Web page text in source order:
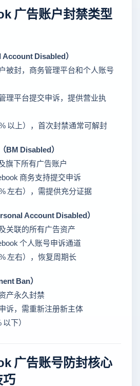
广告账户封禁类型
Disabled）
被封，商务管理平台和个人账号
理平台提交申诉，提供营业执
以上），首次封禁通常可解封
BM Disabled）
旗下所有广告账户
商务支持提交申诉
左右），需提供充分证据
Account Disabled）
关联的所有广告资产
个人账号申诉通道
左右），恢复周期长
Ban）
产永久封禁
诉，需重新注册新主体
下）
广告账号防封核心